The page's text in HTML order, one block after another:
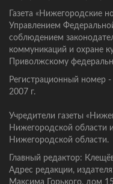
Газета «Нижегородские
Управлением
соблюдением
коммуникаций и охране
Приволжскому
Регистрационный
2007 г.
Учредители газеты
Нижегородской области
Нижегородской области.
Главный редактор:
Адрес редакции,